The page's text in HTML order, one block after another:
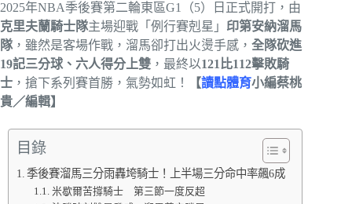
2025年NBA季後賽第二輪東區G1（5）日正式開打，由
克里夫蘭騎士隊主場迎戰「例行賽剋星」 印第安納溜馬
隊，雖然是客場作戰，溜馬卻打出火燙手感， 全隊砍進
19記三分球、六人得分上雙 ，最終以121比112擊敗騎
士 ，搶下系列賽首勝，氣勢如虹！ 【讀點體育小編蔡桃
貴／編輯】
目錄
季後賽溜馬三分雨轟垮騎士！上半場三分命中率飆6成
米歇爾苦撐騎士 第三節一度反超